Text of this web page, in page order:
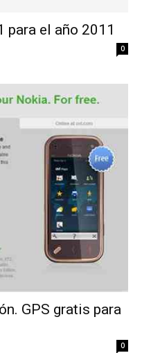
para el año 2011
0
GPS gratis para
0